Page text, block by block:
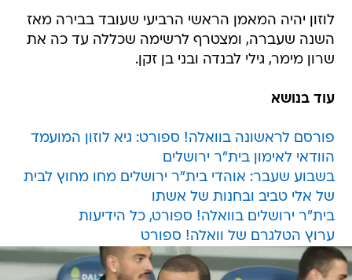
לוזון יהיה המאמן הראשי הרביעי שעובד בבירה מאז
השנה שעברה, ומצטרף לרשימה שכללה עד כה את
שרון מימר, גילי לבנדה ובני בן זקן.
עוד בנושא
פורסם לראשונה בוואלה! ספורט: גיא לוזון המועמד
הוודאי לאימון בית"ר ירושלים
בשבוע שעבר: אוהדי בית"ר ירושלים מחו מחוץ לבית
של אלי טביב ובחנות של אשתו
בית"ר ירושלים בוואלה! ספורט, כל הידיעות
ערוץ הטלגרם של וואלה! ספורט